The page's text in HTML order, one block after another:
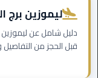
اون
لاين
ليموزين
ليموزين برج
دليل شامل عن
قبل الحجز من